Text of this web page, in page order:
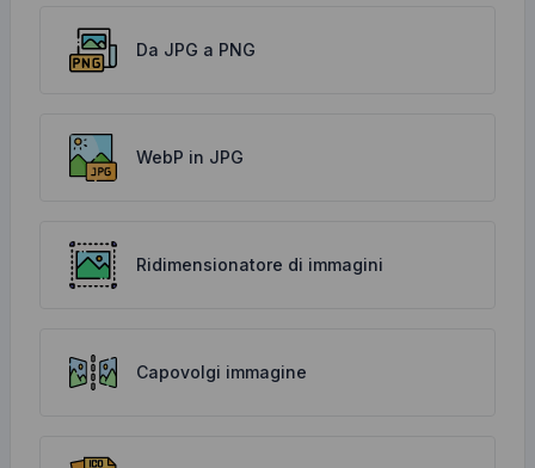
Da JPG a PNG
WebP in JPG
Ridimensionatore di immagini
Capovolgi immagine